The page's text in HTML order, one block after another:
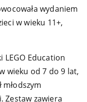
wydaniem
w wieku 11+,
Education
wieku od 7 do 9 lat,
młodszym
Zestaw zawiera